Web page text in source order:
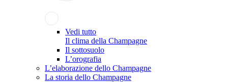
Vedi tutto
Il clima della Champagne
Il sottosuolo
L’orografia
L’elaborazione dello Champagne
La storia dello Champagne